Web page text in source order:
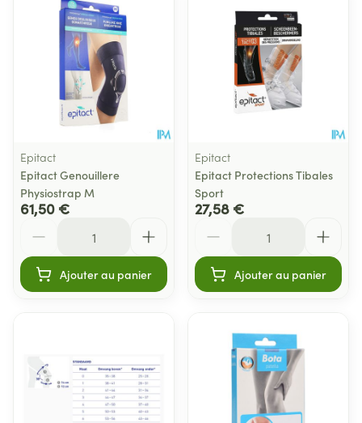
Epitact
Epitact Genouillere
Physiostrap M
61,50 €
Ajouter au panier
Epitact
Epitact Protections Tibales
Sport
27,58 €
Ajouter au panier